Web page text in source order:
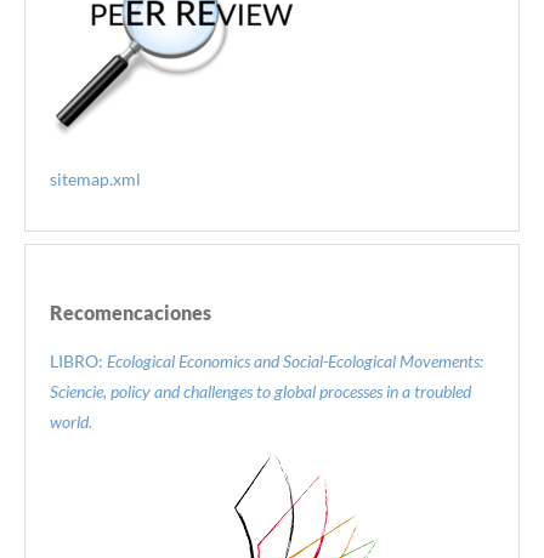
sitemap.xml
Recomencaciones
LIBRO: Ecological Economics and Social-Ecological Movements:
Sciencie, policy and challenges to global processes in a troubled
world.